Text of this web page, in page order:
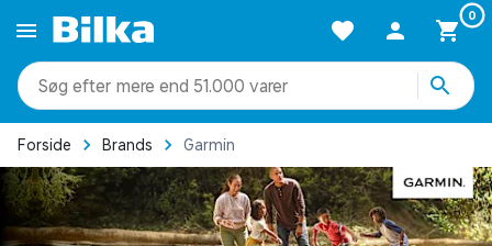
0
mere end 51.000 varer
Forside Brands Garmin